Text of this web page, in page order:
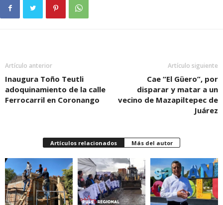
Artículo anterior
Inaugura Toño Teutli
adoquinamiento de la calle
Ferrocarril en Coronango
Artículo siguiente
Cae “El Güero”, por
disparar y matar a un
vecino de Mazapiltepec de
Juárez
Artículos relacionados Más del autor